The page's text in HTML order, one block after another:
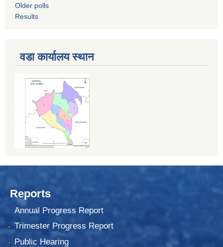
Older polls
Results
वडा कार्यालय स्थान
Reports
Annual Progress Report
Trimester Progress Report
Public Hearing